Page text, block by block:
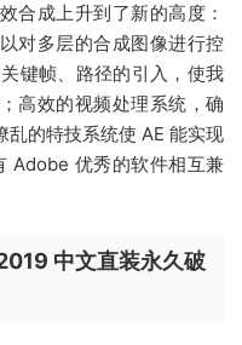
合成上升到了新的高度：
对多层的合成图像进行控
键帧、路径的引入，使我
高效的视频处理系统，确
的特技系统使 AE 能实现
Adobe 优秀的软件相互兼
中文直装永久破